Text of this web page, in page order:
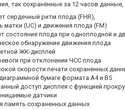
так сохранённые за 12 часов
сердечный ритм плода (FHR),
матки (UC) и движения плода (FM)
состояние плода при одноплодной и
обнаружение движения плода
ЖК-дисплей
при отклонении ЧСС плода
скорости печати сохраненных
бумаге формата A4 и В5
доступ дисплея с функцией
датчики
память сохраненных данных